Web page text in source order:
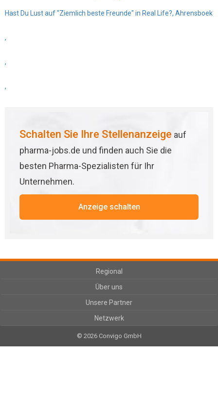
Hast Du Lust auf "Ziemlich beste Freunde" in Real Life?, Ahrensboek
,
,
,
Schalten Sie Ihre Stellenanzeige auf
pharma-jobs.de und finden auch Sie die
besten Pharma-Spezialisten für Ihr
Unternehmen.
Anzeige schalten
Regional
Über uns
Unsere Partner
Netzwerk
© 2026 Convigo GmbH